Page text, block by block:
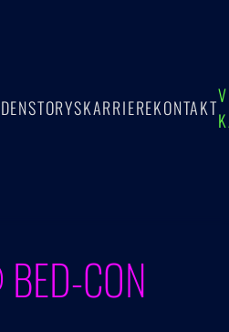
STORYSKARRIEREKONTAKT
CON